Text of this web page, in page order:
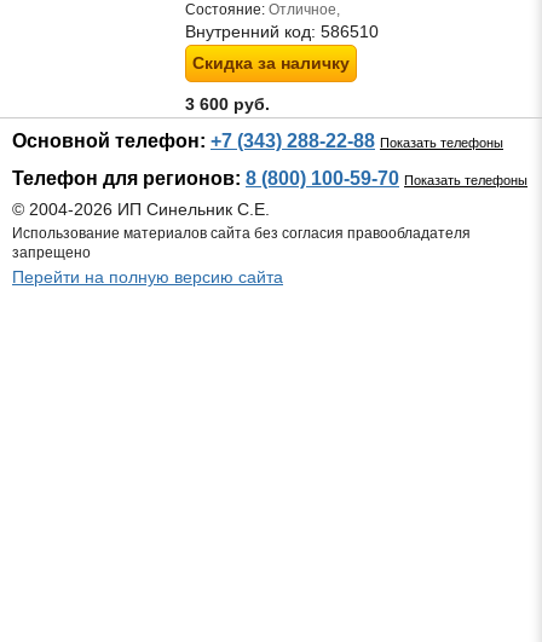
Состояние: Отличное,
Внутренний код: 586510
Скидка за наличку
3 600 руб.
Основной телефон: +7 (343) 288-22-88 Показать телефоны
Телефон для регионов: 8 (800) 100-59-70 Показать телефоны
© 2004-2026 ИП Синельник С.Е.
Использование материалов сайта без согласия правообладателя
запрещено
Перейти на полную версию сайта